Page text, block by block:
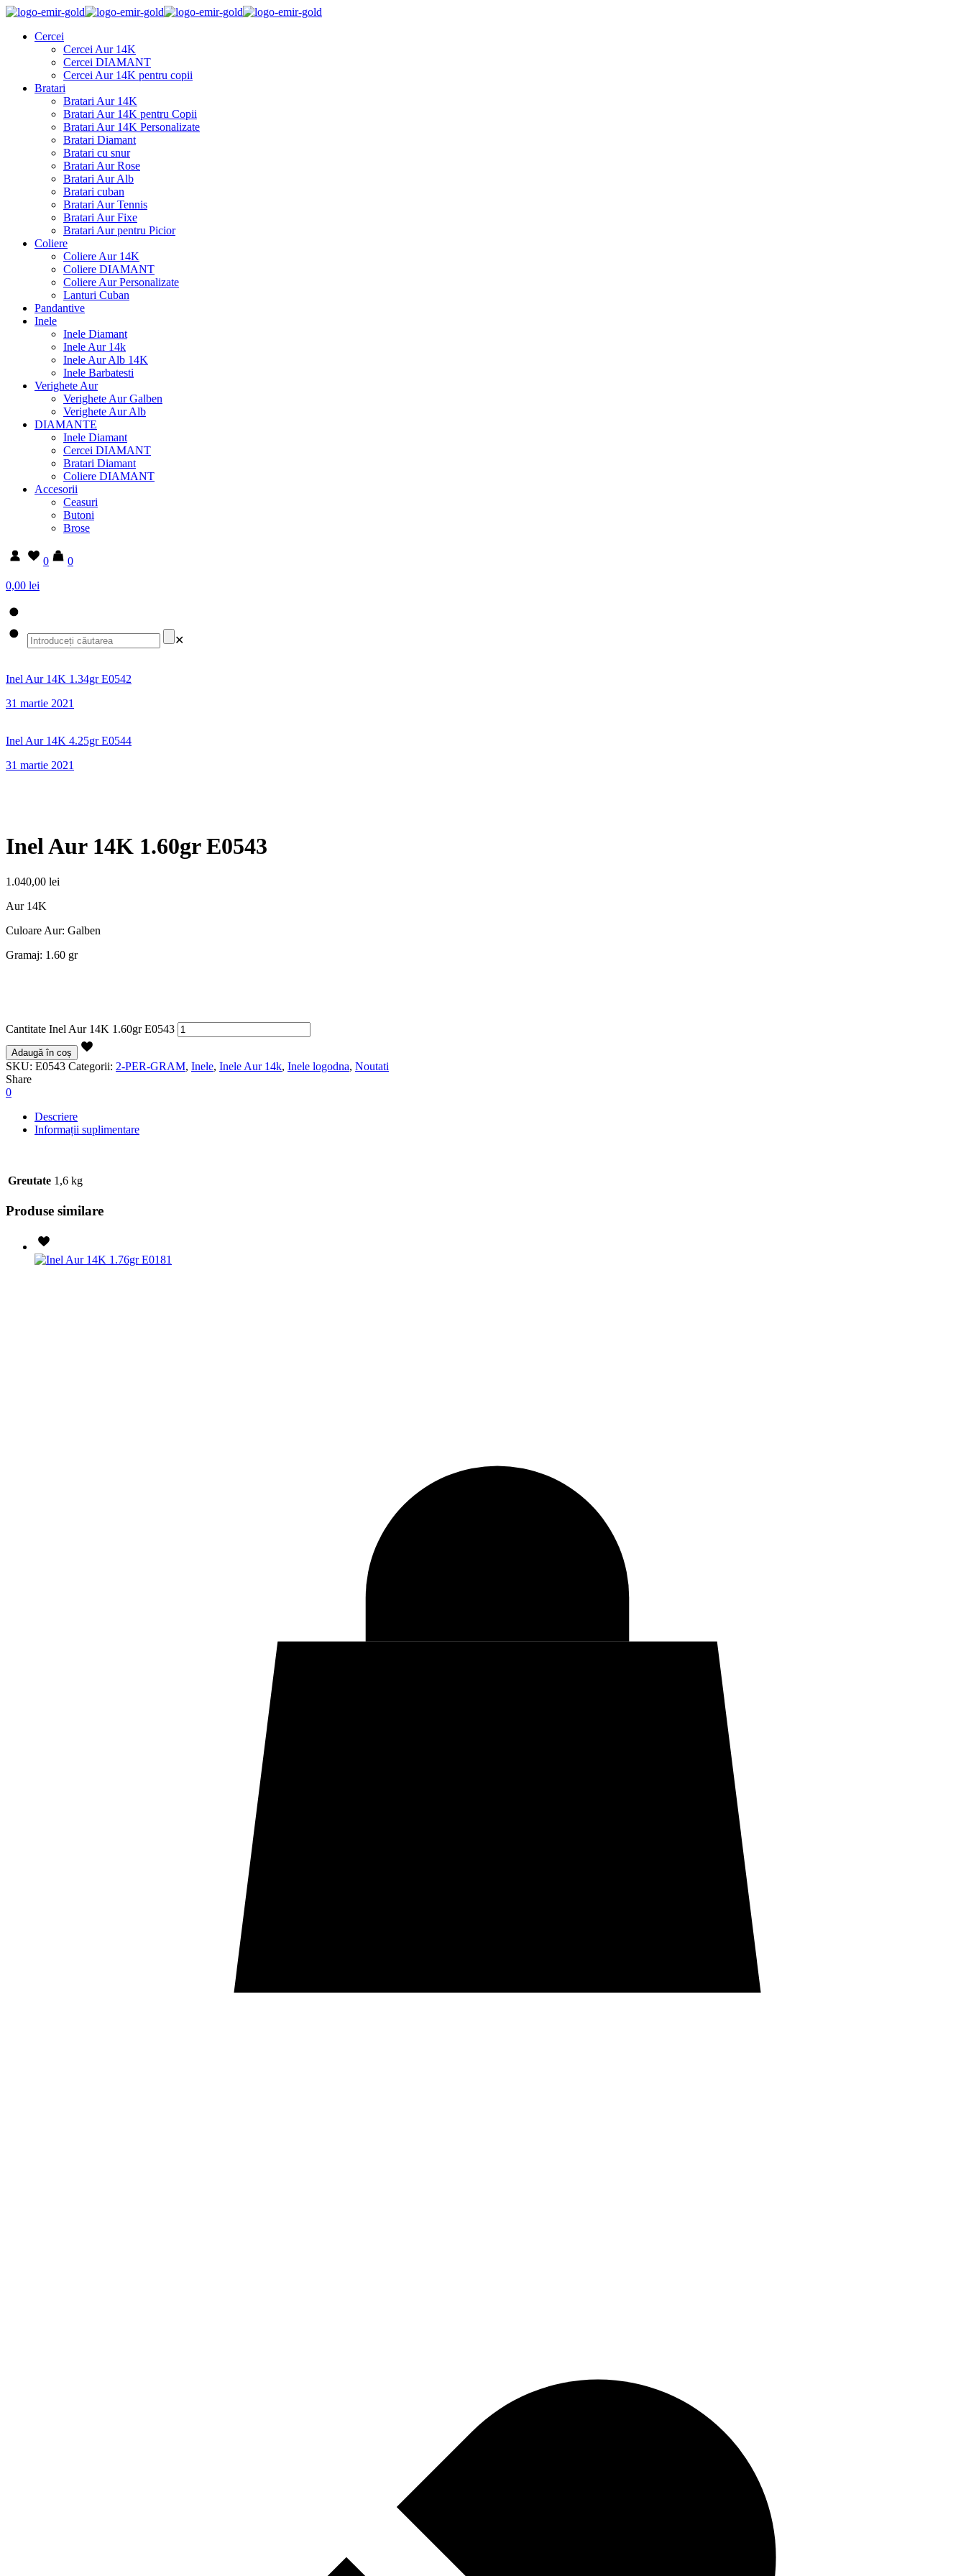
Cercei
Cercei Aur 14K
Cercei DIAMANT
Cercei Aur 14K pentru copii
Bratari
Bratari Aur 14K
Bratari Aur 14K pentru Copii
Bratari Aur 14K Personalizate
Bratari Diamant
Bratari cu snur
Bratari Aur Rose
Bratari Aur Alb
Bratari cuban
Bratari Aur Tennis
Bratari Aur Fixe
Bratari Aur pentru Picior
Coliere
Coliere Aur 14K
Coliere DIAMANT
Coliere Aur Personalizate
Lanturi Cuban
Pandantive
Inele
Inele Diamant
Inele Aur 14k
Inele Aur Alb 14K
Inele Barbatesti
Verighete Aur
Verighete Aur Galben
Verighete Aur Alb
DIAMANTE
Inele Diamant
Cercei DIAMANT
Bratari Diamant
Coliere DIAMANT
Accesorii
Ceasuri
Butoni
Brose
0
0
0,00 lei
✕
Inel Aur 14K 1.34gr E0542
31 martie 2021
Inel Aur 14K 4.25gr E0544
31 martie 2021
Inel Aur 14K 1.60gr E0543
1.040,00 lei
Aur 14K
Culoare Aur: Galben
Gramaj: 1.60 gr
Cantitate Inel Aur 14K 1.60gr E0543
Adaugă în coș
SKU: E0543 Categorii: 2-PER-GRAM, Inele, Inele Aur 14k, Inele logodna, Noutati
Share
0
Descriere
Informații suplimentare
Greutate 1,6 kg
Produse similare